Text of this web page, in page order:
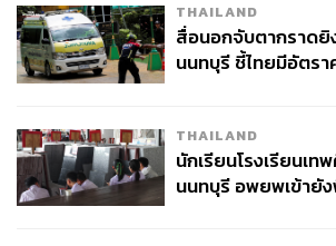
Jennifer Lopez กับการดมน้ำมันหอมระเห
สิ่งสำคัญของเหล่านักแสดง คือการรักษ
และเฟิร์มอยู่เสมอ แต่บางทีการออกกำลังก
ไปด้วย ศิลปินสาวเจนนิเฟอร์ โลเปซ
ความอยากของหวานสุดโปรดด้วยการ ‘ด
เกรปฟรุต’ เป็นเวลา 15 นาที เพราะแค่ได้ก
THAILAND
สื่อนอกจับตากราดยิ
นนทบุรี ชี้ไทยมีอัตร
THAILAND
นักเรียนโรงเรียนเท
นนทบุรี อพยพเข้ายั